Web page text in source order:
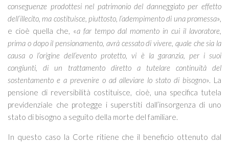
conseguenze prodottesi nel patrimonio del danneggiato per effetto
dell’illecito, ma costituisce, piuttosto, l’adempimento di una promessa»,
e cioè quella che, «a far tempo dal momento in cui il lavoratore,
prima o dopo il pensionamento, avrà cessato di vivere, quale che sia la
causa o l’origine dell’evento protetto, vi è la garanzia, per i suoi
congiunti, di un trattamento diretto a tutelare continuità del
sostentamento e a prevenire o ad alleviare lo stato di bisogno». La
pensione di reversibilità costituisce, cioè, una specifica tutela
previdenziale che protegge i superstiti dall’insorgenza di uno
stato di bisogno a seguito della morte del familiare.
In questo caso la Corte ritiene che il beneficio ottenuto dal